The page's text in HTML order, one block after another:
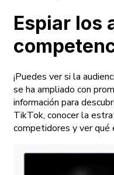
Espiar los
¡Puedes ver si la
se ha ampliado con
información para
TikTok, conocer la
competidores y ver qué